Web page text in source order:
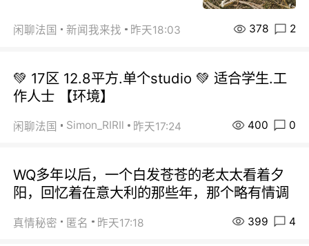
闲聊法国 新闻我来找 昨天18:03 378 2
💚 17区 12.8平方.单个studio 💚 适合学生.工
作人士 【环境】
闲聊法国 Simon_RIRIl 昨天17:24 400 0
WQ多年以后，一个白发苍苍的老太太看着夕
阳，回忆着在意大利的那些年，那个略有情调
真情秘密 匿名 昨天17:18 399 4